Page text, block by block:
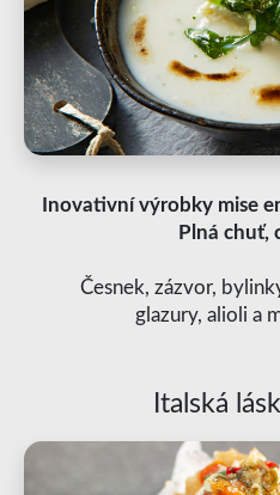
Inovativní výrobky mise
Plná chuť,
Česnek, zázvor,
glazury, alioli a
Italská